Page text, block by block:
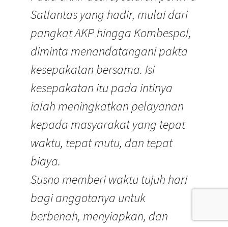
Satlantas yang hadir, mulai dari
pangkat AKP hingga Kombespol,
diminta menandatangani pakta
kesepakatan bersama. Isi
kesepakatan itu pada intinya
ialah meningkatkan pelayanan
kepada masyarakat yang tepat
waktu, tepat mutu, dan tepat
biaya.
Susno memberi waktu tujuh hari
bagi anggotanya untuk
berbenah, menyiapkan, dan